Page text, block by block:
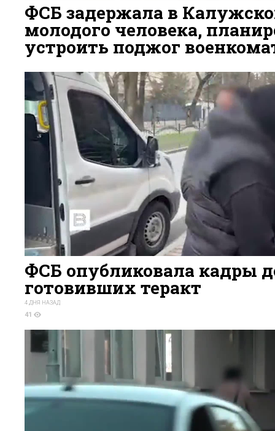
ФСБ задержала в
молодого человека,
устроить поджог
44
ФСБ опубликовала кадры
готовивших теракт
4 ДНЯ НАЗАД
41